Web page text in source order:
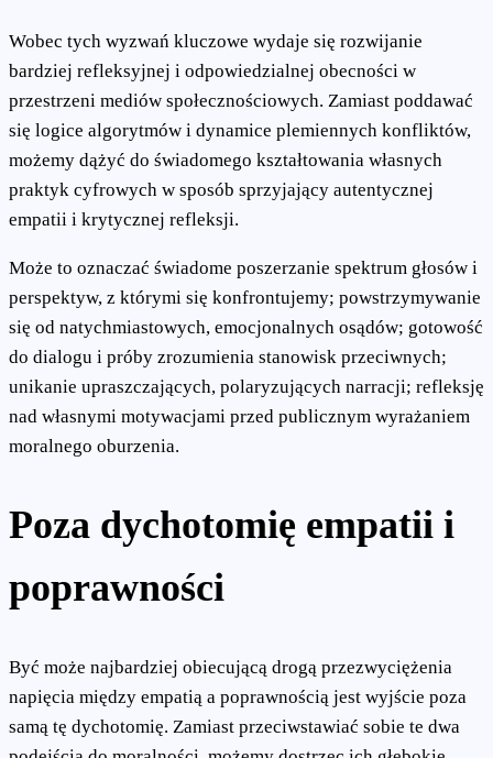
Wobec tych wyzwań kluczowe wydaje się rozwijanie
bardziej refleksyjnej i odpowiedzialnej obecności w
przestrzeni mediów społecznościowych. Zamiast poddawać
się logice algorytmów i dynamice plemiennych konfliktów,
możemy dążyć do świadomego kształtowania własnych
praktyk cyfrowych w sposób sprzyjający autentycznej
empatii i krytycznej refleksji.
Może to oznaczać świadome poszerzanie spektrum głosów i
perspektyw, z którymi się konfrontujemy; powstrzymywanie
się od natychmiastowych, emocjonalnych osądów; gotowość
do dialogu i próby zrozumienia stanowisk przeciwnych;
unikanie upraszczających, polaryzujących narracji; refleksję
nad własnymi motywacjami przed publicznym wyrażaniem
moralnego oburzenia.
Poza dychotomię empatii i
poprawności
Być może najbardziej obiecującą drogą przezwyciężenia
napięcia między empatią a poprawnością jest wyjście poza
samą tę dychotomię. Zamiast przeciwstawiać sobie te dwa